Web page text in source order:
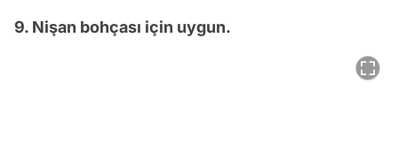
9. Nişan bohçası için uygun.